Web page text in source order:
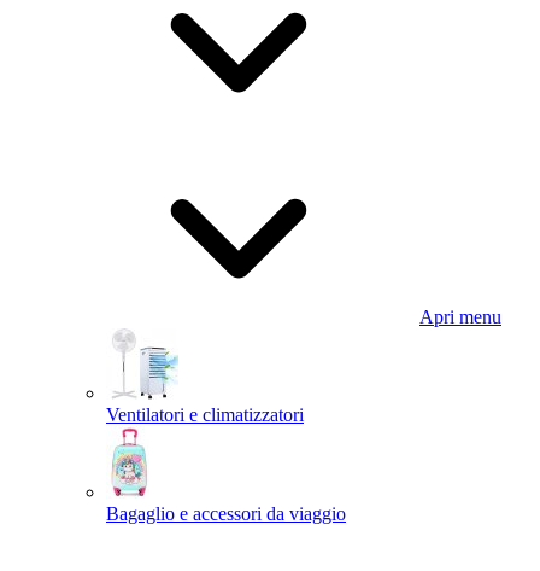
Apri menu
Ventilatori e climatizzatori
Bagaglio e accessori da viaggio